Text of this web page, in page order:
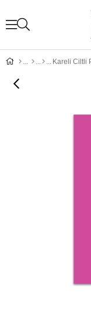
Kareli Ciltli